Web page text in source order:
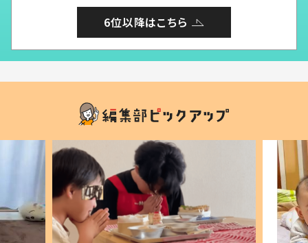
6位以降はこちら